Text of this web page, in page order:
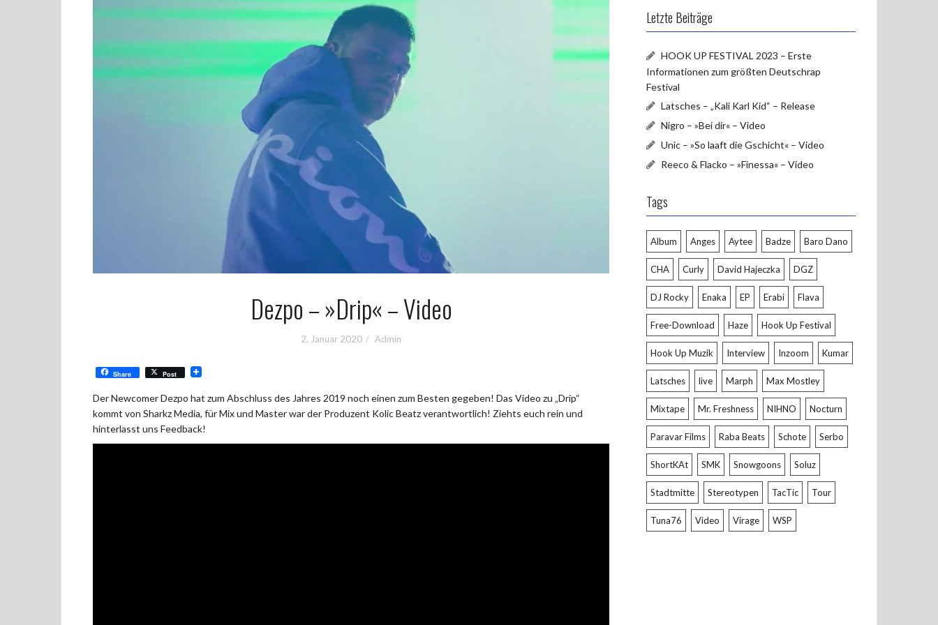
Dezpo – »Drip« – Video
2. Januar 2020 Admin
Share Post
Der Newcomer Dezpo hat zum Abschluss des Jahres 2019 noch einen zum Besten gegeben! Das Video zu „Drip“
kommt von Sharkz Media, für Mix und Master war der Produzent Kolic Beatz verantwortlich! Ziehts euch rein und
hinterlasst uns Feedback!
e
o
o
k
itt
u
e
Letzte Beiträge
HOOK UP FESTIVAL 2023 – Erste
Informationen zum größten Deutschrap
Festival
Latsches – „Kali Karl Kid“ – Release
Nigro – »Bei dir« – Video
Unic – »So laaft die Gschicht« – Video
Reeco & Flacko – »Finessa« – Video
Tags
Album Anges Aytee Badze Baro Dano
CHA Curly David Hajeczka DGZ
DJ Rocky Enaka EP Erabi Flava
Free-Download Haze Hook Up Festival
Hook Up Muzik Interview Inzoom Kumar
Latsches live Marph Max Mostley
Mixtape Mr. Freshness NIHNO Nocturn
Paravar Films Raba Beats Schote Serbo
ShortKAt SMK Snowgoons Soluz
Stadtmitte Stereotypen TacTic Tour
Tuna76 Video Virage WSP